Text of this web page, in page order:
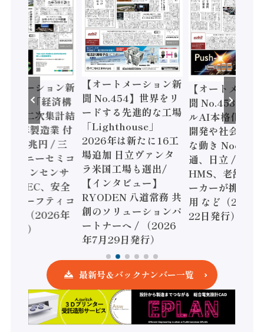
トメーション新
】「経済構
調査二次集計結
年製造業 付
額86兆円 / 三
とソニーセミコ
ジョンセンサ
/ IDEC、安全
すセーフティコ
ーラ（2026年
発行）
【オートメーション新
聞 No.454】世界をリ
ードする先進的な工場
「Lighthouse」
2026年は新たに16工
場追加 日立ヴァンタ
ラ米国工場も選出/
【インタビュー】
RYODEN 八道常務 共
創のソリューションパ
ートナーへ / （2026
年7月29日発行）
【オートメーシ
聞 No.453】フ
ルAI本格化へ
開発や社会実装
な動き Noetra
通、日立 / 兵神
HMS、老舗ポ
ーカーが挑むデ
用 など（2026
22日発行）
最新号＆バックナンバー一覧